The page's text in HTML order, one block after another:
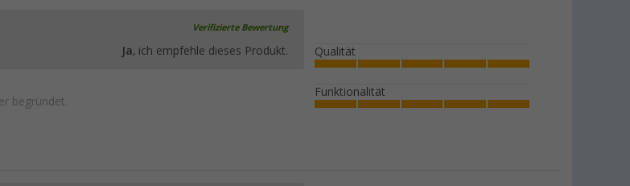
Verifizierte Bewertung
Ja, ich empfehle dieses Produkt.
begründet.
Qualität
Funktionalität